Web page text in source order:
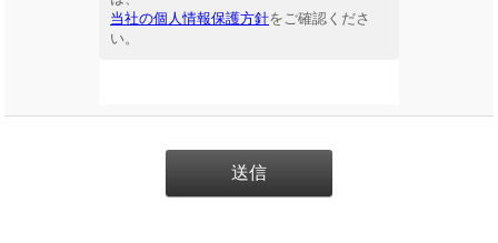
当社の個人情報保護方針をご確認くださ
い。